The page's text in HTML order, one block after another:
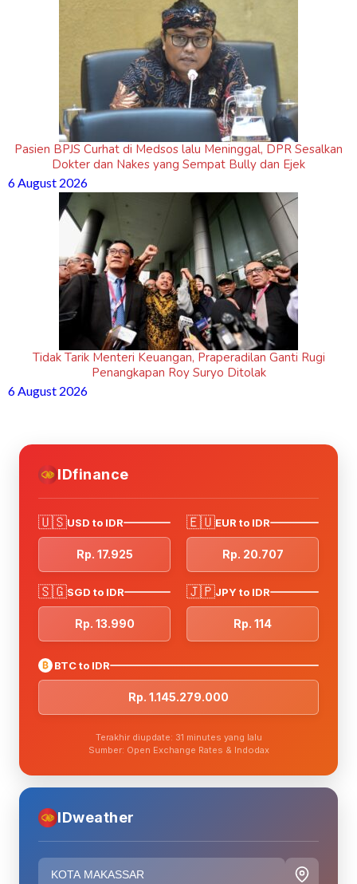
Pasien BPJS Curhat di Medsos lalu Meninggal, DPR Sesalkan
Dokter dan Nakes yang Sempat Bully dan Ejek
6 August 2026
Tidak Tarik Menteri Keuangan, Praperadilan Ganti Rugi
Penangkapan Roy Suryo Ditolak
6 August 2026
IDfinance
🇺🇸USD to IDR
Rp. 17.925
🇪🇺EUR to IDR
Rp. 20.707
🇸🇬SGD to IDR
Rp. 13.990
🇯🇵JPY to IDR
Rp. 114
₿ BTC to IDR
Rp. 1.145.279.000
Terakhir diupdate: 31 minutes yang lalu
Sumber: Open Exchange Rates & Indodax
IDweather